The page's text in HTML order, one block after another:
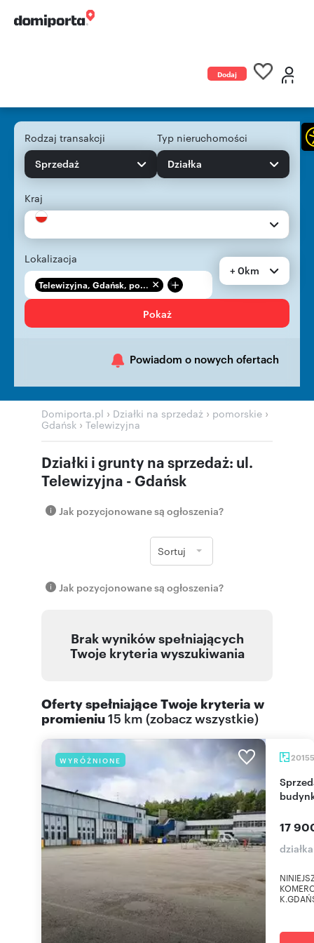
Dodaj
Rodzaj transakcji
Sprzedaż
Typ nieruchomości
Działka
Kraj
Lokalizacja
Telewizyjna, Gdańsk, po... +
+ 0km
Pokaż
Powiadom o nowych ofertach
Domiporta.pl › Działki na sprzedaż › pomorskie ›
Gdańsk › Telewizyjna
Działki i grunty na sprzedaż: ul.
Telewizyjna - Gdańsk
Jak pozycjonowane są ogłoszenia?
Sortuj
Jak pozycjonowane są ogłoszenia?
Brak wyników spełniających
Twoje kryteria wyszukiwania
Oferty spełniające Twoje kryteria w
promieniu15 km (zobacz wszystkie)
WYRÓŻNIONE
Sprzedam działkę komercyjną z nowoczesnym
17